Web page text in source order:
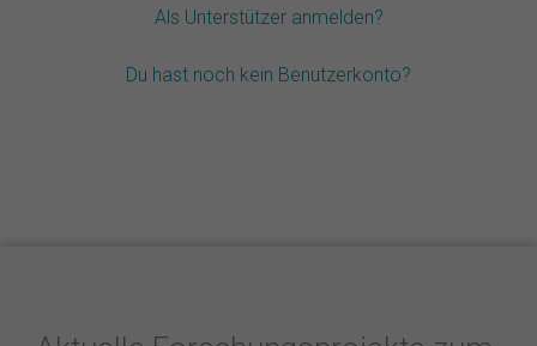
Als Unterstützer anmelden?
Du hast noch kein Benutzerkonto?
Italiano